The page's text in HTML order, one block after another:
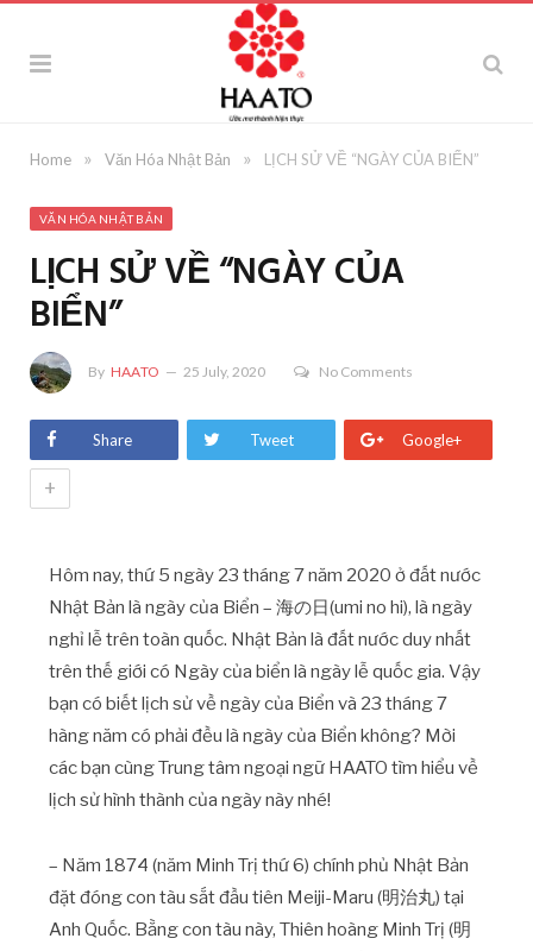
Home » Văn Hóa Nhật Bản » LỊCH SỬ VỀ “NGÀY CỦA BIỂN”
VĂN HÓA NHẬT BẢN
LỊCH SỬ VỀ “NGÀY CỦA
BIỂN”
By HAATO 25 July, 2020 No Comments
Share Tweet Google+
+
Hôm nay, thứ 5 ngày 23 tháng 7 năm 2020 ở đất nước
Nhật Bản là ngày của Biển – 海の日(umi no hi), là ngày
nghỉ lễ trên toàn quốc. Nhật Bản là đất nước duy nhất
trên thế giới có Ngày của biển là ngày lễ quốc gia. Vậy
bạn có biết lịch sử về ngày của Biển và 23 tháng 7
hàng năm có phải đều là ngày của Biển không? Mời
các bạn cùng Trung tâm ngoại ngữ HAATO tìm hiểu về
lịch sử hình thành của ngày này nhé!
– Năm 1874 (năm Minh Trị thứ 6) chính phủ Nhật Bản
đặt đóng con tàu sắt đầu tiên Meiji-Maru (明治丸) tại
Anh Quốc. Bằng con tàu này, Thiên hoàng Minh Trị (明